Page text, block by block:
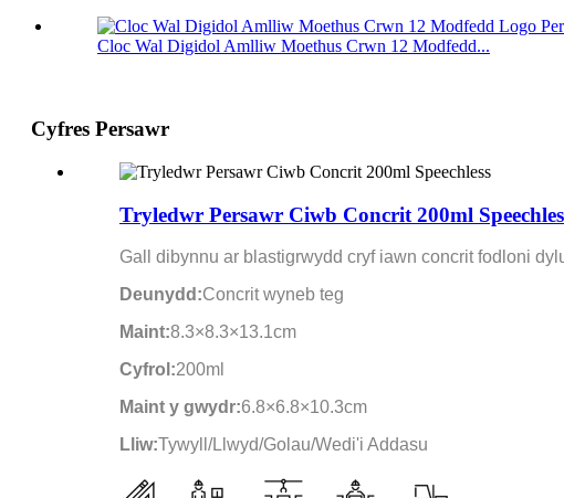
Cloc Wal Digidol Amlliw Moethus Crwn 12 Modfedd...
Cyfres Persawr
Tryledwr Persawr Ciwb Concrit 200ml
Gall dibynnu ar blastigrwydd cryf iawn concrit fodloni
Deunydd:Concrit wyneb teg
Maint:8.3×8.3×13.1cm
Cyfrol:200ml
Maint y gwydr:6.8×6.8×10.3cm
Lliw:Tywyll/Llwyd/Golau/Wedi'i Addasu